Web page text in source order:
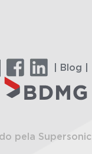
| Blog |
pela Supersonic